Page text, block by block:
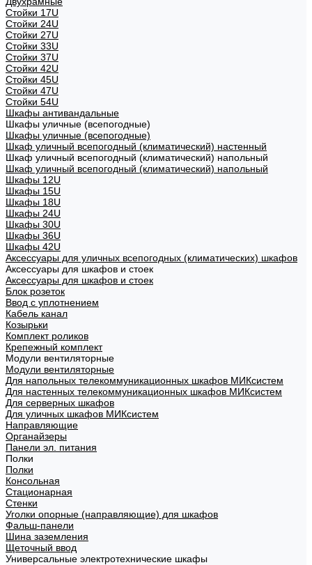
Стойки 17U
Стойки 24U
Стойки 27U
Стойки 33U
Стойки 37U
Стойки 42U
Стойки 45U
Стойки 47U
Стойки 54U
Шкафы антивандальные
Шкафы уличные (всепогодные)
Шкафы уличные (всепогодные)
Шкаф уличный всепогодный (климатический) настенный
Шкаф уличный всепогодный (климатический) напольный
Шкаф уличный всепогодный (климатический) напольный
Шкафы 12U
Шкафы 15U
Шкафы 18U
Шкафы 24U
Шкафы 30U
Шкафы 36U
Шкафы 42U
Аксессуары для уличных всепогодных (климатических) шкафов
Аксессуары для шкафов и стоек
Аксессуары для шкафов и стоек
Блок розеток
Ввод с уплотнением
Кабель канал
Козырьки
Комплект роликов
Крепежный комплект
Модули вентиляторные
Модули вентиляторные
Для напольных телекоммуникационных шкафов МИКсистем
Для настенных телекоммуникационных шкафов МИКсистем
Для серверных шкафов
Для уличных шкафов МИКсистем
Направляющие
Органайзеры
Панели эл. питания
Полки
Полки
Консольная
Стационарная
Стенки
Уголки опорные (направляющие) для шкафов
Фальш-панели
Шина заземления
Щеточный ввод
Универсальные электротехнические шкафы